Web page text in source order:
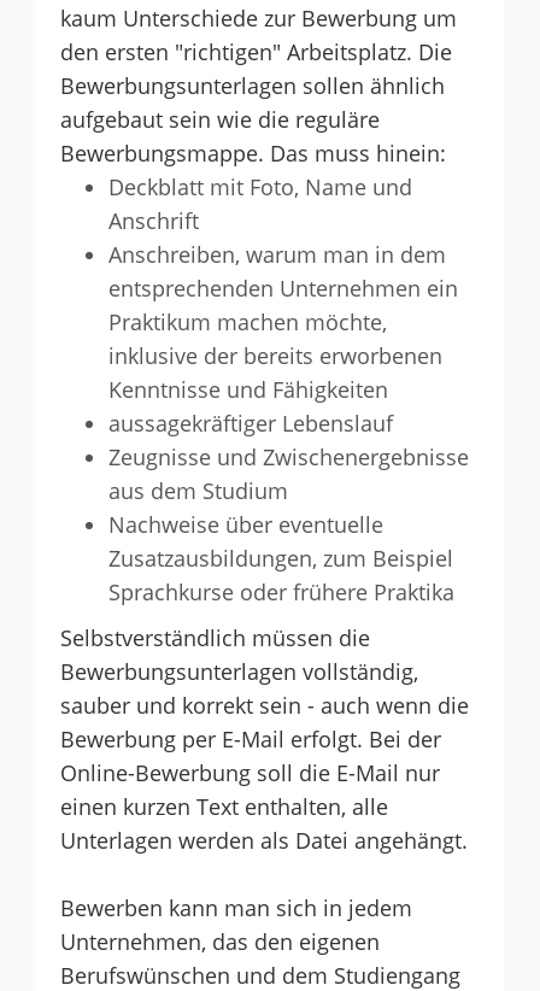
kaum Unterschiede zur Bewerbung um
den ersten "richtigen" Arbeitsplatz. Die
Bewerbungsunterlagen sollen ähnlich
aufgebaut sein wie die reguläre
Bewerbungsmappe. Das muss hinein:
Deckblatt mit Foto, Name und
Anschrift
Anschreiben, warum man in dem
entsprechenden Unternehmen ein
Praktikum machen möchte,
inklusive der bereits erworbenen
Kenntnisse und Fähigkeiten
aussagekräftiger Lebenslauf
Zeugnisse und Zwischenergebnisse
aus dem Studium
Nachweise über eventuelle
Zusatzausbildungen, zum Beispiel
Sprachkurse oder frühere Praktika
Selbstverständlich müssen die
Bewerbungsunterlagen vollständig,
sauber und korrekt sein - auch wenn die
Bewerbung per E-Mail erfolgt. Bei der
Online-Bewerbung soll die E-Mail nur
einen kurzen Text enthalten, alle
Unterlagen werden als Datei angehängt.
Bewerben kann man sich in jedem
Unternehmen, das den eigenen
Berufswünschen und dem Studiengang